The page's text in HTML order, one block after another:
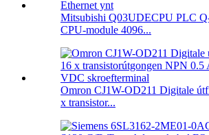
Mitsubishi Q03UDECPU PLC
CPU-module 4096...
Omron CJ1W-OD211 Digitale
x transistor...